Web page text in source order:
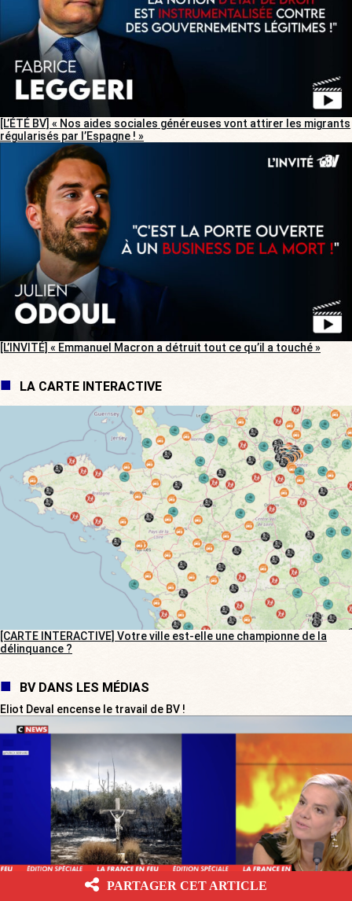
[L’ÉTÉ BV] « Nos aides sociales généreuses vont attirer les migrants
régularisés par l’Espagne ! »
[L’INVITÉ] « Emmanuel Macron a détruit tout ce qu’il a touché »
LA CARTE INTERACTIVE
[CARTE INTERACTIVE] Votre ville est-elle une championne de la
délinquance ?
BV DANS LES MÉDIAS
Eliot Deval encense le travail de BV !
PARTAGER CET ARTICLE